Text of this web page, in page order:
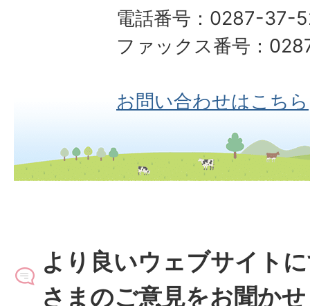
電話番号：0287-37-
ファックス番号：
お問い合わせはこちら
より良いウェブサイト
さまのご意見をお聞か